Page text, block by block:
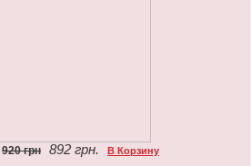
920 грн 892 грн. В Корзину